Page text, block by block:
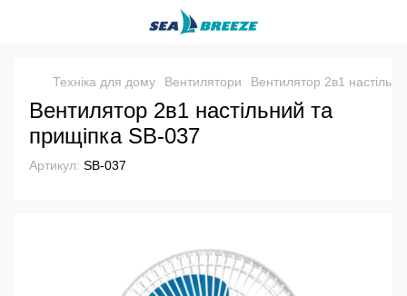
Техніка для дому Вентилятори Вентилятор 2в1
Вентилятор 2в1 настільний та
прищіпка SB-037
Артикул: SB-037